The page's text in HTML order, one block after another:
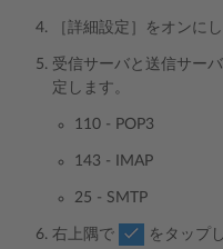
［詳細設定］をオンにし
受信サーバと送信サー
定します。
110 - POP3
143 - IMAP
25 - SMTP
右上隅で
をタップ